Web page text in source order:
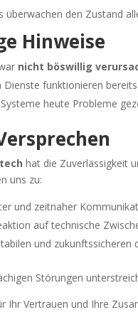
überwachen den Zustand
Hinweise
nicht böswillig
Dienste funktionieren
heute Probleme
hat die Zuverlässigkeit
uns zu:
und zeitnaher
auf technische
und zukunftssicheren
Störungen
Ihr Vertrauen und Ihre